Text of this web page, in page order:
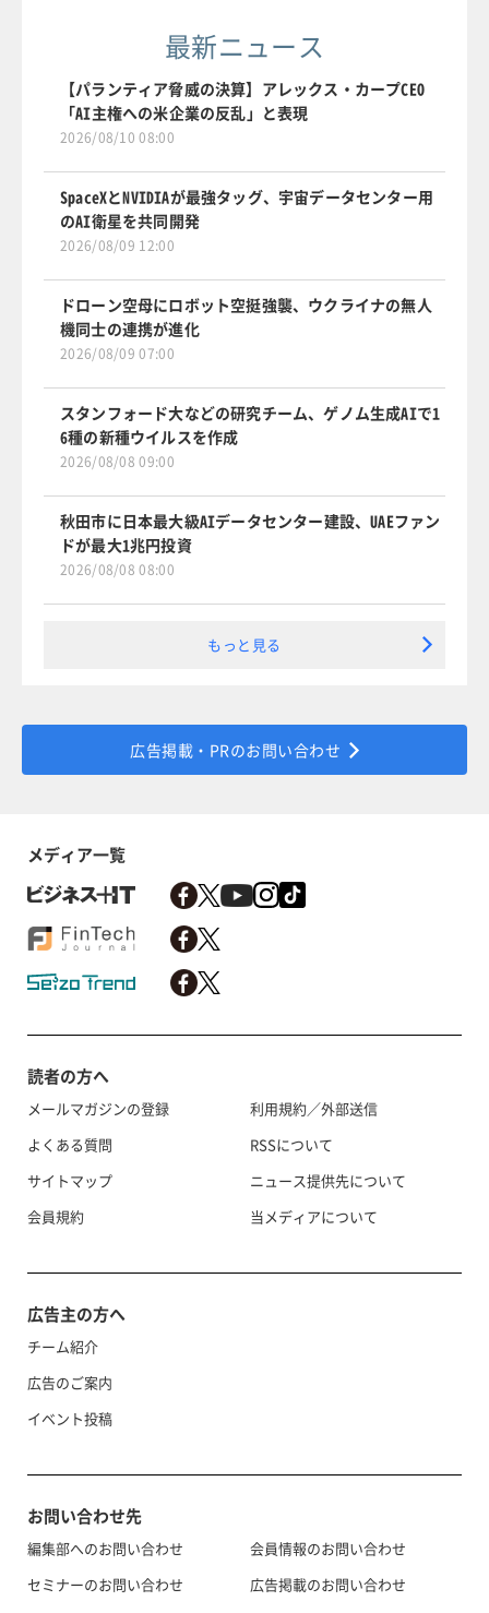
最新ニュース
【パランティア脅威の決算】アレックス・カープCEO
「AI主権への米企業の反乱」と表現
2026/08/10 08:00
SpaceXとNVIDIAが最強タッグ、宇宙データセンター用
のAI衛星を共同開発
2026/08/09 12:00
ドローン空母にロボット空挺強襲、ウクライナの無人
機同士の連携が進化
2026/08/09 07:00
スタンフォード大などの研究チーム、ゲノム生成AIで1
6種の新種ウイルスを作成
2026/08/08 09:00
秋田市に日本最大級AIデータセンター建設、UAEファン
ドが最大1兆円投資
2026/08/08 08:00
もっと見る
広告掲載・PRのお問い合わせ
メディア一覧
読者の方へ
メールマガジンの登録
よくある質問
サイトマップ
会員規約
利用規約／外部送信
RSSについて
ニュース提供先について
当メディアについて
広告主の方へ
チーム紹介
広告のご案内
イベント投稿
お問い合わせ先
編集部へのお問い合わせ
セミナーのお問い合わせ
会員情報のお問い合わせ
広告掲載のお問い合わせ